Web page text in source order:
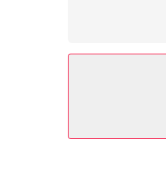
Ha egy kicsit
fitneszterem.
Hotel étkezési